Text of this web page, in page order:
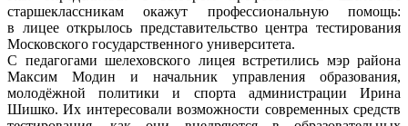
старшеклассникам окажут профессиональную помощь:
в лицее открылось представительство центра тестирования
Московского государственного университета.
С педагогами шелеховского лицея встретились мэр района
Максим Модин и начальник управления образования,
молодёжной политики и спорта администрации Ирина
Шишко. Их интересовали возможности современных средств